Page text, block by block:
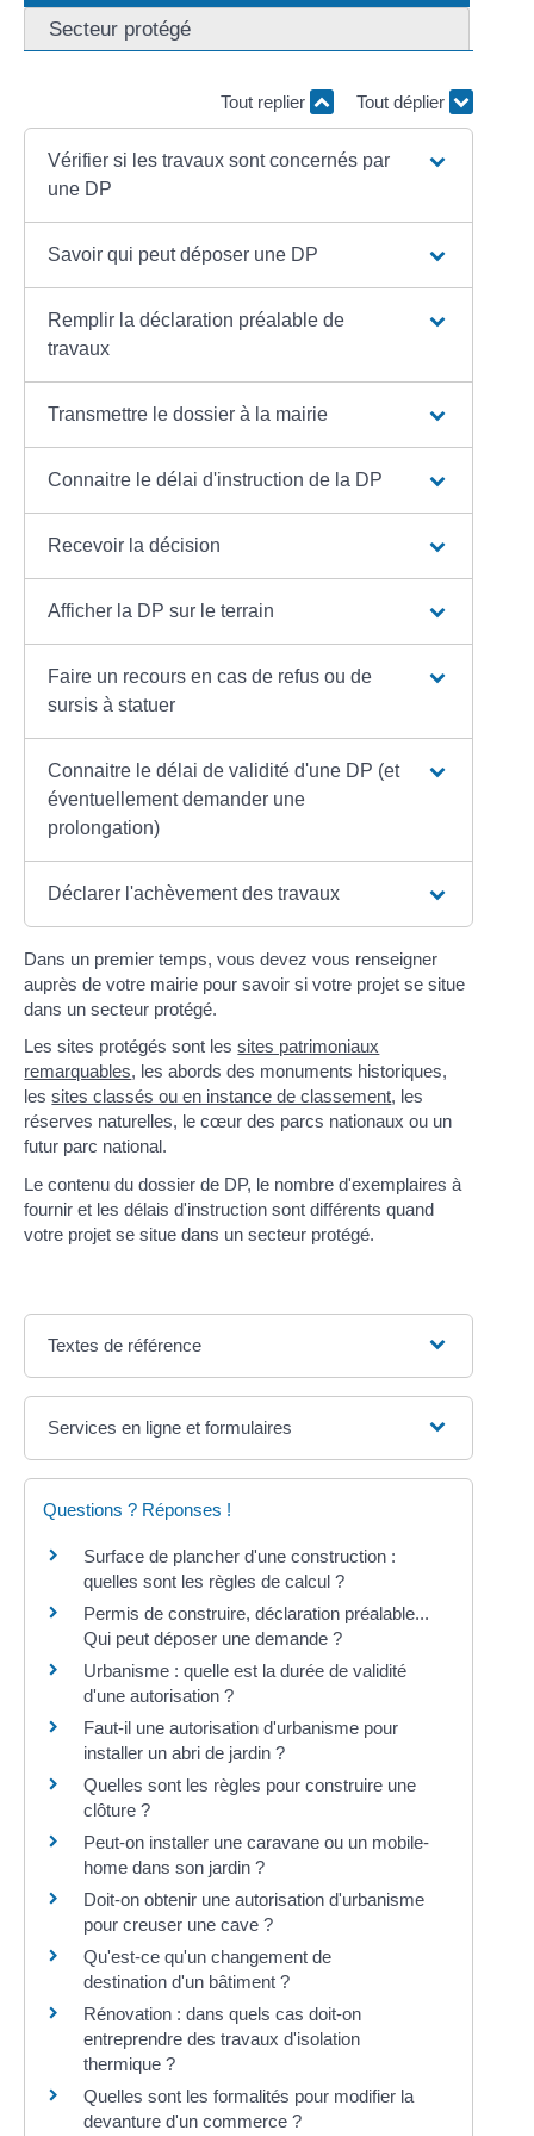
Secteur protégé
Tout replier Tout déplier
Vérifier si les travaux sont concernés par
une DP
Savoir qui peut déposer une DP
Remplir la déclaration préalable de
travaux
Transmettre le dossier à la mairie
Connaitre le délai d'instruction de la DP
Recevoir la décision
Afficher la DP sur le terrain
Faire un recours en cas de refus ou de
sursis à statuer
Connaitre le délai de validité d'une DP (et
éventuellement demander une
prolongation)
Déclarer l'achèvement des travaux
Dans un premier temps, vous devez vous renseigner
auprès de votre mairie pour savoir si votre projet se situe
dans un secteur protégé.
Les sites protégés sont lessites patrimoniaux
remarquables, les abords des monuments historiques,
lessites classés ou en instance de classement, les
réserves naturelles, le cœur des parcs nationaux ou un
futur parc national.
Le contenu du dossier de DP, le nombre d'exemplaires à
fournir et les délais d'instruction sont différents quand
votre projet se situe dans un secteur protégé.
Textes de référence
Services en ligne et formulaires
Questions ? Réponses !
Surface de plancher d'une construction :
quelles sont les règles de calcul ?
Permis de construire, déclaration préalable...
Qui peut déposer une demande ?
Urbanisme : quelle est la durée de validité
d'une autorisation ?
Faut-il une autorisation d'urbanisme pour
installer un abri de jardin ?
Quelles sont les règles pour construire une
clôture ?
Peut-on installer une caravane ou un mobile-
home dans son jardin ?
Doit-on obtenir une autorisation d'urbanisme
pour creuser une cave ?
Qu'est-ce qu'un changement de
destination d'un bâtiment ?
Rénovation : dans quels cas doit-on
entreprendre des travaux d'isolation
thermique ?
Quelles sont les formalités pour modifier la
devanture d'un commerce ?